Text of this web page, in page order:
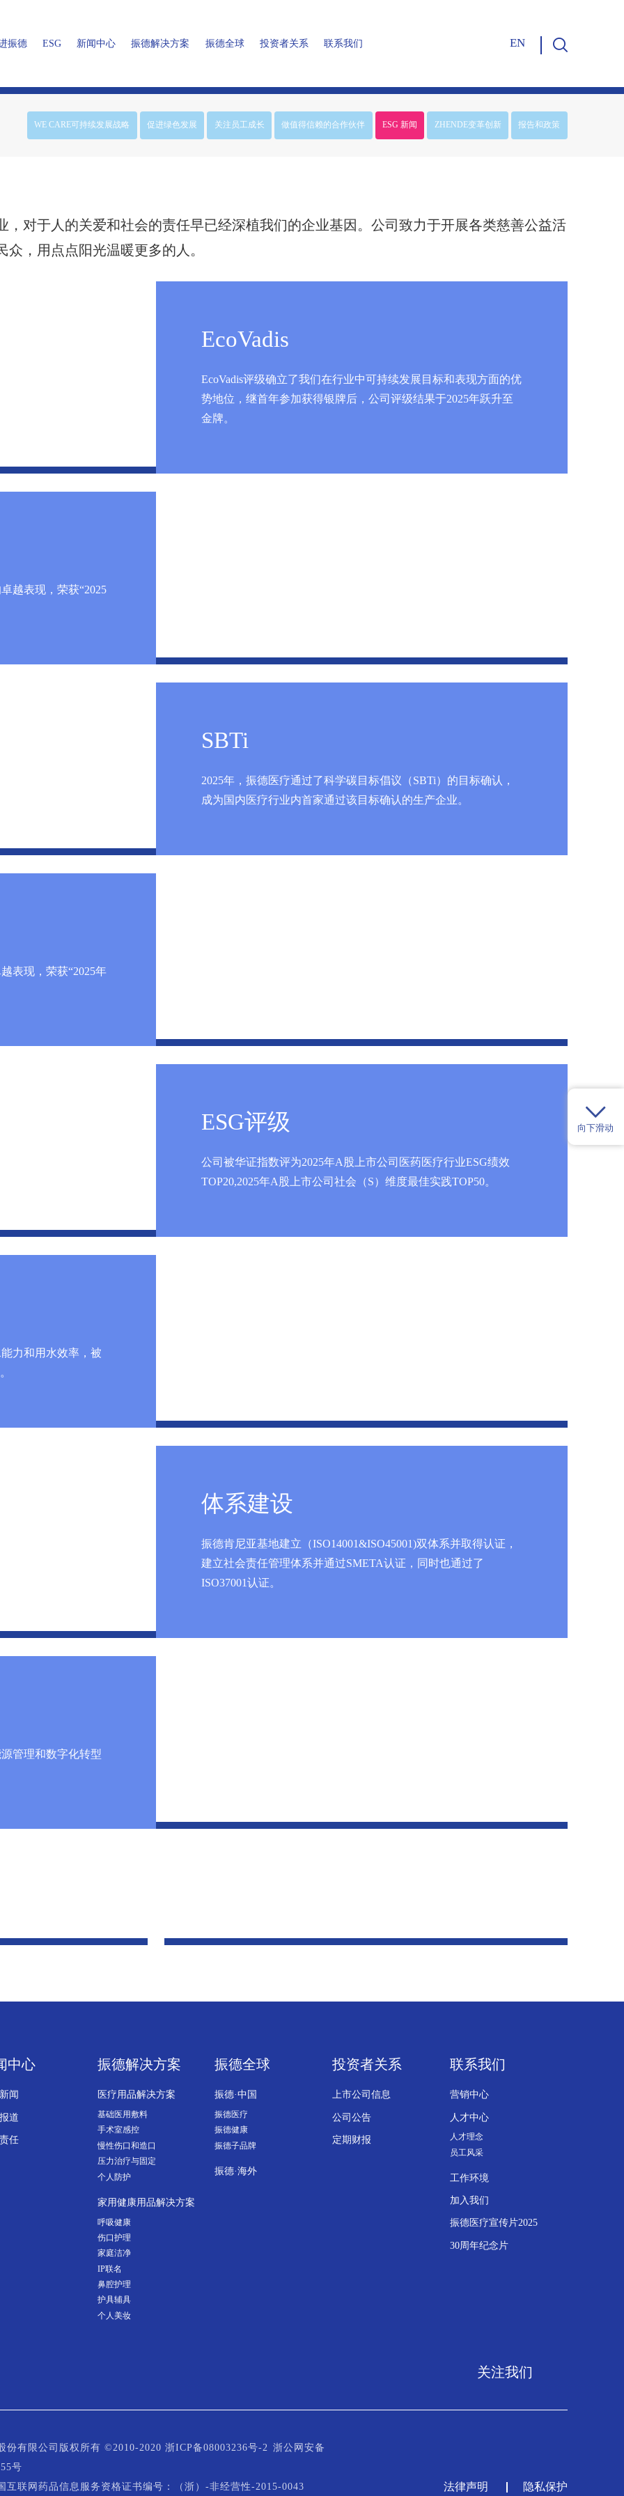
振德
企业介绍 发展历程 振德荣誉 企业文化 振德30年
ESG
促进绿色发展 关注员工成长 做值得信赖的合作伙伴
新闻中心
公司新闻 媒体报道 社会责任
振德解决方案
医疗用品解决方案 家用健康用品解决方案
振德全球
振德中国 振德海外
投资者关系
上市公司信息 公司公告 定期财报
联系我们
营销中心 人才中心 工作环境 加入我们
EN
WE CARE可持续发展战略 促进绿色发展 关注员工成长 做值得信赖的合作伙伴 ESG 新闻 ZHENDE变革创新 报告和政策
，对于人的关爱和社会的责任早已经深植我们的企业基因。公司致力于开展各类慈善公益活
，用点点阳光温暖更多的人。
EcoVadis
EcoVadis评级确立了我们在行业中可持续发展目标和表现方面的优
势地位，继首年参加获得银牌后，公司评级结果于2025年跃升至
金牌。
越表现，荣获“2025
SBTi
2025年，振德医疗通过了科学碳目标倡议（SBTi）的目标确认，
成为国内医疗行业内首家通过该目标确认的生产企业。
表现，荣获“2025年
ESG评级
公司被华证指数评为2025年A股上市公司医药医疗行业ESG绩效
TOP20,2025年A股上市公司社会（S）维度最佳实践TOP50。
力和用水效率，被
体系建设
振德肯尼亚基地建立（ISO14001&ISO45001)双体系并取得认证，
建立社会责任管理体系并通过SMETA认证，同时也通过了
ISO37001认证。
管理和数字化转型
中心
闻
道
任
振德解决方案
医疗用品解决方案
基础医用敷料
手术室感控
慢性伤口和造口
压力治疗与固定
个人防护
家用健康用品解决方案
呼吸健康
伤口护理
家庭洁净
IP联名
鼻腔护理
护具辅具
个人美妆
振德全球
振德·中国
振德医疗
振德健康
振德子品牌
振德·海外
投资者关系
上市公司信息
公司公告
定期财报
联系我们
营销中心
人才中心
人才理念
员工风采
工作环境
加入我们
振德医疗宣传片2025
30周年纪念片
关注我们
份有限公司版权所有 ©2010-2020 浙ICP备08003236号-2 浙公网安备
号
互联网药品信息服务资格证书编号：（浙）-非经营性-2015-0043
法律声明 隐私保护
向下滑动